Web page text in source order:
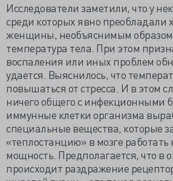
Исследователи заметили, что у
среди которых явно преобладали
женщины, необъяснимым
температура тела. При этом
воспаления или иных проблем
удается. Выяснилось, что
повышаться от стресса. И в этом
ничего общего с инфекционными
иммунные клетки организма
специальные вещества, которые
«теплостанцию» в мозге
мощность. Предполагается, что в
происходит раздражение